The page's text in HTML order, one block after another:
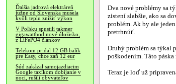
Ďalšia jadrová elektráreň
južne od Slovenska musela
kvôli teplu znížiť výkon
V Poľsku spustili takmer
gigawatthodinové úložisko,
z LiFePO4 článkov
Telekom pridal 12 GB balík
pre Easy, chce zaň 12 eur
Súd zakázal samojazdiacim
Google taxíkom dobíjanie v
noci, rušili obyvateľov
Dva nové problémy sa
zistení slabšie, ako sa
problém. Ak by ale
pretrhnúť.
Druhý problém sa týkal
poškodením. Táto
Teraz je loď už